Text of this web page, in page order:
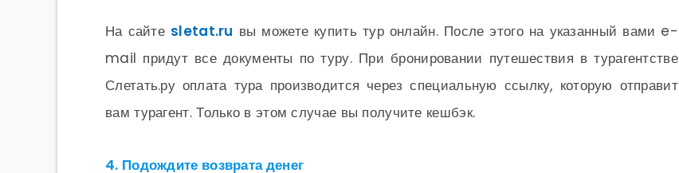
На сайте sletat.ru вы можете купить тур онлайн. После этого на указанный вами e-
mail придут все документы по туру. При бронировании путешествия в турагентстве
Слетать.ру оплата тура производится через специальную ссылку, которую отправит
вам турагент. Только в этом случае вы получите кешбэк.
4. Подождите возврата денег